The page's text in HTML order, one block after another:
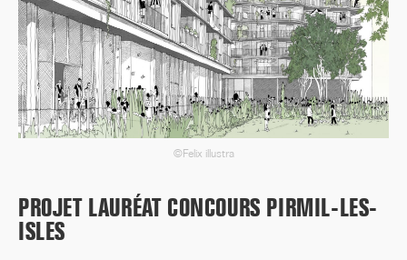
FIN DE GROS ŒUVRE PORTE DE
SAINT-OUEN
12/25
INAUGURATION DES BUREAUX
PASTEUR RÉHABILITÉS
©Felix illustra
PROJET LAURÉAT CONCOURS PIRMIL-LES-
ISLES